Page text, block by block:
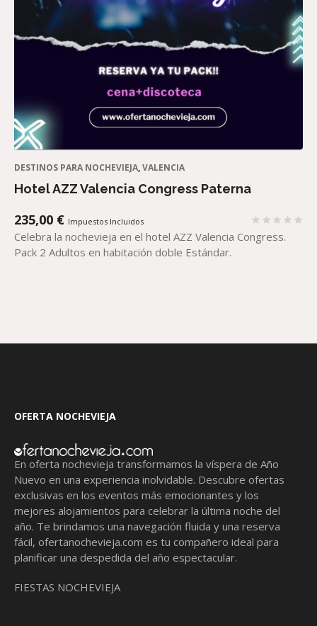
DESTINOS PARA NOCHEVIEJA,VALENCIA
Hotel AZZ Valencia Congress Paterna
235,00 € Impuestos Incluidos
Celebra la nochevieja en el hotel AZZ Valencia Congress.
Pack 2 Adultos en habitación doble Estándar.
OFERTA NOCHEVIEJA
En oferta nochevieja transformamos la víspera de Año
Nuevo en una experiencia inolvidable. Descubre ofertas
exclusivas en los eventos más emocionantes y los
mejores alojamientos para celebrar la última noche del
año. Te brindamos una navegación fluida y una reserva
fácil,ofertanochevieja.com es tu compañero ideal para
planificar una despedida del año espectacular.
FIESTAS NOCHEVIEJA